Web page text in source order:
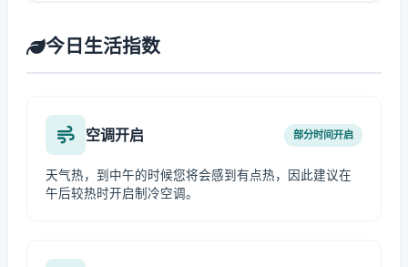
今日生活指数
空调开启 部分时间开启
天气热，到中午的时候您将会感到有点热，因此建议在
午后较热时开启制冷空调。